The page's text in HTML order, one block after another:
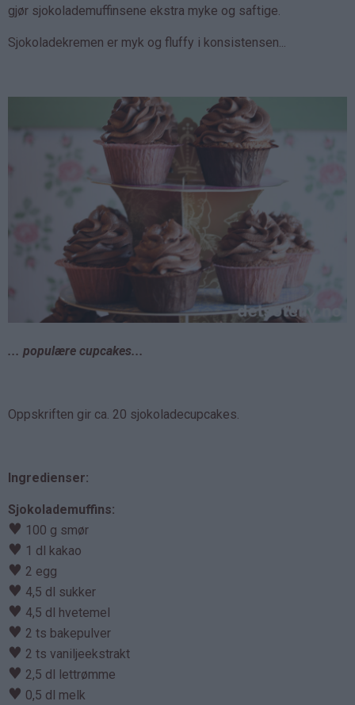
gjør sjokolademuffinsene ekstra myke og saftige.
Sjokoladekremen er myk og fluffy i konsistensen...
... populære cupcakes...
Oppskriften gir ca. 20 sjokoladecupcakes.
Ingredienser:
Sjokolademuffins:
♥ 100 g smør
♥ 1 dl kakao
♥ 2 egg
♥ 4,5 dl sukker
♥ 4,5 dl hvetemel
♥ 2 ts bakepulver
♥ 2 ts vaniljeekstrakt
♥ 2,5 dl lettrømme
♥ 0,5 dl melk